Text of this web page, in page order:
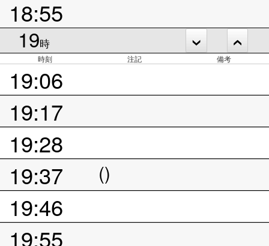
18:55
19時
時刻 注記 備考
19:06
19:17
19:28
19:37
()
19:46
19:55